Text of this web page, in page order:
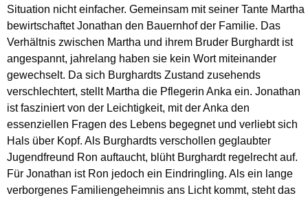
Situation nicht einfacher. Gemeinsam mit seiner Tante Martha
bewirtschaftet Jonathan den Bauernhof der Familie. Das
Verhältnis zwischen Martha und ihrem Bruder Burghardt ist
angespannt, jahrelang haben sie kein Wort miteinander
gewechselt. Da sich Burghardts Zustand zusehends
verschlechtert, stellt Martha die Pflegerin Anka ein. Jonathan
ist fasziniert von der Leichtigkeit, mit der Anka den
essenziellen Fragen des Lebens begegnet und verliebt sich
Hals über Kopf. Als Burghardts verschollen geglaubter
Jugendfreund Ron auftaucht, blüht Burghardt regelrecht auf.
Für Jonathan ist Ron jedoch ein Eindringling. Als ein lange
verborgenes Familiengeheimnis ans Licht kommt, steht das